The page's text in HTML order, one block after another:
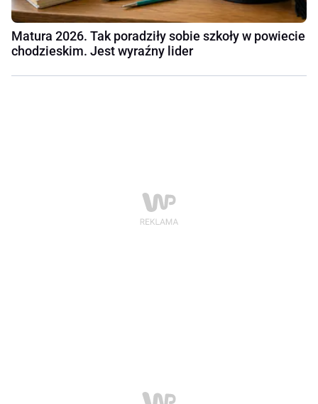
Matura 2026. Tak poradziły sobie szkoły w powiecie
chodzieskim. Jest wyraźny lider